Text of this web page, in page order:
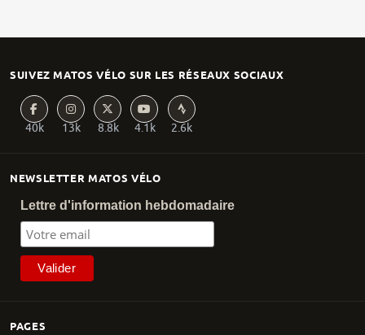
PAGES
NEWSLETTER MATOS VÉLO
Lettre d'information hebdomadaire
SUIVEZ MATOS VÉLO SUR LES RÉSEAUX SOCIAUX
40k 13k 8.8k 4.1k 2.6k